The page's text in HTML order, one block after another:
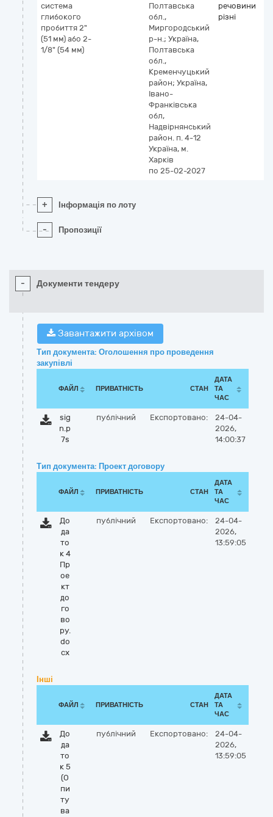
система
глибокого
пробиття 2"
(51 мм) або 2-
1/8" (54 мм)
Полтавська
обл.,
Миргородський
р-н.; Україна,
Полтавська
обл.,
Кременчуцький
район; Україна,
Івано-
Франківська
обл,
Надвірнянський
район. п. 4-12
Україна, м.
Харків
по 25-02-2027
речовини
різні
+ Інформація по лоту
- Пропозиції
- Документи тендеру
Завантажити архівом
Тип документа: Оголошення про проведення
закупівлі
ФАЙЛ ПРИВАТНІСТЬ СТАН
ДАТА
ТА
ЧАС
sig
n.p
7s
публічний Експортовано:
24-04-
2026,
14:00:37
Тип документа: Проект договору
ФАЙЛ ПРИВАТНІСТЬ СТАН
ДАТА
ТА
ЧАС
До
да
то
к 4
Пр
ое
кт
до
го
во
ру.
do
cx
публічний Експортовано:
24-04-
2026,
13:59:05
Інші
ФАЙЛ ПРИВАТНІСТЬ СТАН
ДАТА
ТА
ЧАС
До
да
то
к 5
(О
пи
ту
ва
публічний Експортовано:
24-04-
2026,
13:59:05